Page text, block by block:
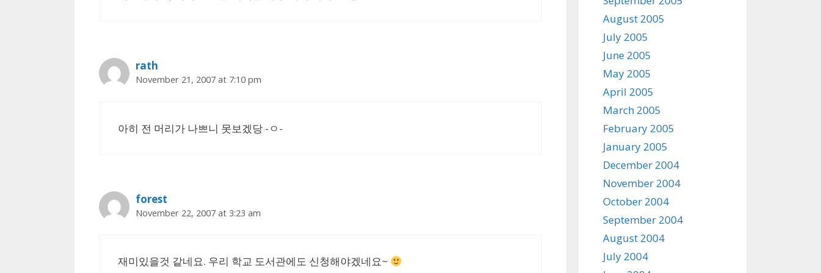
rath
November 21, 2007 at 7:10 pm
아히 전 머리가 나쁘니 못보겠당 -ㅇ-
forest
November 22, 2007 at 3:23 am
재미있을것 같네요. 우리 학교 도서관에도 신청해야겠네요~
August 2005
July 2005
June 2005
May 2005
April 2005
March 2005
February 2005
January 2005
December 2004
November 2004
October 2004
September 2004
August 2004
July 2004